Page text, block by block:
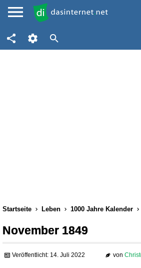
Startseite Leben 1000 Jahre Kalender
November 1849
Veröffentlicht: 14. Juli 2022 von